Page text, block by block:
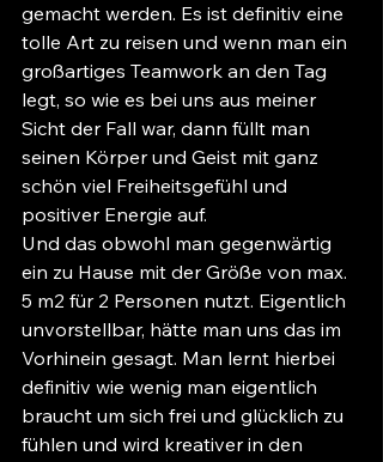
gemacht werden. Es ist definitiv eine
tolle Art zu reisen und wenn man ein
großartiges Teamwork an den Tag
legt, so wie es bei uns aus meiner
Sicht der Fall war, dann füllt man
seinen Körper und Geist mit ganz
schön viel Freiheitsgefühl und
positiver Energie auf.
Und das obwohl man gegenwärtig
ein zu Hause mit der Größe von max.
5 m2 für 2 Personen nutzt. Eigentlich
unvorstellbar, hätte man uns das im
Vorhinein gesagt. Man lernt hierbei
definitiv wie wenig man eigentlich
braucht um sich frei und glücklich zu
fühlen und wird kreativer in den